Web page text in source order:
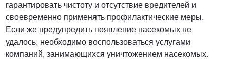
гарантировать чистоту и отсутствие вредителей и
своевременно применять профилактические меры.
Если же предупредить появление насекомых не
удалось, необходимо воспользоваться услугами
компаний, занимающихся уничтожением насекомых.